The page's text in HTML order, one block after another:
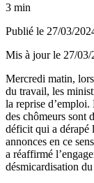
3 min
Publié le 27/03/
Mis à jour le 27/03/
Mercredi matin,
du travail, les
la reprise d’emploi.
des chômeurs sont
déficit qui a dérapé
annonces en ce
a réaffirmé
désmicardisation